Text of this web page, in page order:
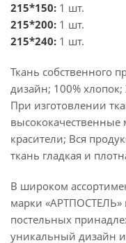
215*150: 1 шт.
215*200: 1 шт.
215*240: 1 шт.
Ткань собственного
дизайн; 100%
При изготовлении
красители; Вся
ткань гладкая и
В широком
марки «АРТПОСТЕЛЬ»
постельных
уникальный дизайн